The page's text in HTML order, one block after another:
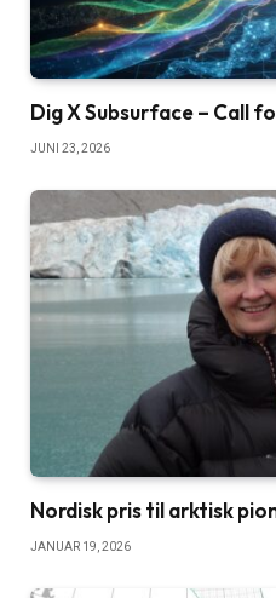
Dig X Subsurface – Call
JUNI 23, 2026
Nordisk pris til arktisk
JANUAR 19, 2026